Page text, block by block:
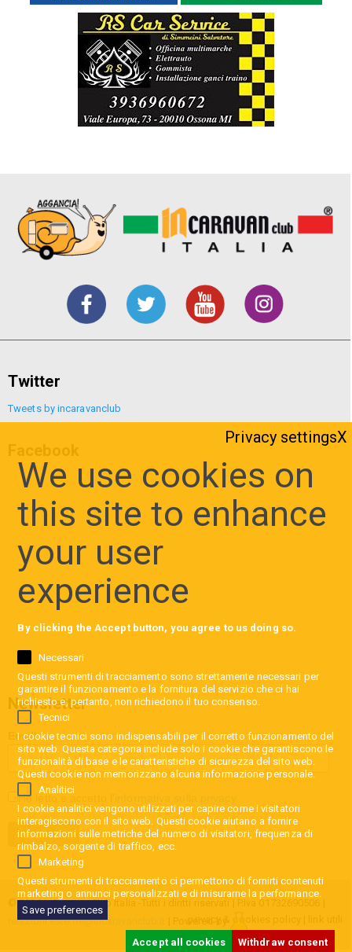
Twitter
Tweets by incaravanclub
Newsletter
Email
Ho letto e accetto l'
© 2026 InCaravan Club Italia -Tutti i diritti riservati | P.Iva 01732690506 |
relazioni.esterne@incaravanclub.it
Privacy settings
We use cookies on
this site to enhance
your user
experience
By clicking the Accept button, you agree to us doing so.
Necessari
Questi strumenti di tracciamento sono strettamente necessari per
garantire il funzionamento e la fornitura del servizio che ci hai
richiesto e, pertanto, non richiedono il tuo consenso.
Tecnici
I cookie tecnici sono indispensabili per il corretto funzionamento del
sito web. Questa categoria include solo i cookie che garantiscono le
funzionalità di base e le caratteristiche di sicurezza del sito web.
Questi cookie non memorizzano alcuna informazione personale.
Analitici
I cookie analitici vengono utilizzati per capire come i visitatori
interagiscono con il sito web. Questi cookie aiutano a fornire
informazioni sulle metriche del numero di visitatori, frequenza di
rimbalzo, sorgente di traffico, ecc.
Marketing
Questi strumenti di tracciamento ci permettono di fornirti contenuti
marketing o annunci personalizzati e di misurarne la performance.
Save preferences
Accept all cookies Withdraw consent